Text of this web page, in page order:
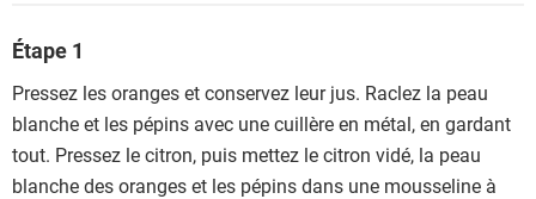
Étape 1
Pressez les oranges et conservez leur jus. Raclez la peau
blanche et les pépins avec une cuillère en métal, en gardant
tout. Pressez le citron, puis mettez le citron vidé, la peau
blanche des oranges et les pépins dans une mousseline à